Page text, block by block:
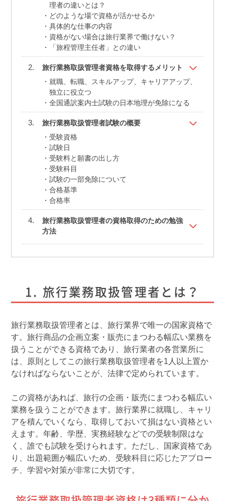
理者の違いとは？
どのような場で資格が活かせるか
具体的な仕事の内容
資格がない場合は旅行業界で働けない？
「旅程管理主任者」との違い
旅行業務取扱管理者資格を取得するメリット
就職、転職、スキルアップ、キャリアアップ、
独立に役立つ
全国通訳案内士試験の日本地理が免除になる
旅行業務取扱管理者試験の概要
受験資格
試験日
受験料と願書の出し方
受験科目
試験の一部免除について
合格基準
合格率
旅行業務取扱管理者の資格取得のための勉強
方法
旅行業務取扱管理者とは？
旅行業務取扱管理者とは、旅行業界で唯一の国家資格で
す。旅行商品の企画立案・販売にまつわる幅広い業務を
扱うことができる資格であり、旅行業者の各営業所に
は、原則としてこの旅行業務取扱管理者を1人以上置か
なければならないことが、法律で定められています。
この資格があれば、旅行の企画・販売にまつわる幅広い
業務を扱うことができます。旅行業界に就職し、キャリ
アを積んでいくなら、取得しておいて損はない資格とい
えます。年齢、学歴、実務経験などでの受験制限はな
く、誰でも試験を受けられます。ただし、国家資格であ
り、出題範囲が幅広いため、受験科目に応じたアプロー
チ、学習や対策が非常に大切です。